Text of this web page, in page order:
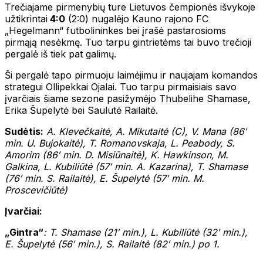
Trečiajame pirmenybių ture Lietuvos čempionės išvykoje
užtikrintai 4:0 (2:0) nugalėjo Kauno rajono FC
„Hegelmann“ futbolininkes bei įrašė pastarosioms
pirmąją nesėkmę. Tuo tarpu gintrietėms tai buvo trečioji
pergalė iš tiek pat galimų.
Ši pergalė tapo pirmuoju laimėjimu ir naujajam komandos
strategui Ollipekkai Ojalai. Tuo tarpu pirmaisiais savo
įvarčiais šiame sezone pasižymėjo Thubelihe Shamase,
Erika Šupelytė bei Saulutė Railaitė.
Sudėtis: A. Klevečkaitė, A. Mikutaitė (C), V. Mana (86′
min. U. Bujokaitė), T. Romanovskaja, L. Peabody, S.
Amorim (86′ min. D. Misiūnaitė), K. Hawkinson, M.
Galkina, L. Kubiliūtė (57′ min. A. Kazarina), T. Shamase
(76′ min. S. Railaitė), E. Šupelytė (57′ min. M.
Proscevičiūtė)
Įvarčiai:
„Gintra“: T. Shamase (21′ min.), L. Kubiliūtė (32′ min.),
E. Šupelytė (56′ min.), S. Railaitė (82′ min.) po 1.